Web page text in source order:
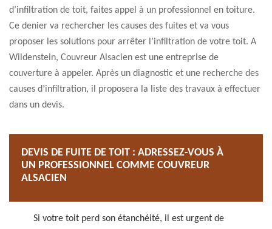
d’infiltration de toit, faites appel à un professionnel en toiture.
Ce denier va rechercher les causes des fuites et va vous
proposer les solutions pour arrêter l’infiltration de votre toit. A
Wildenstein, Couvreur Alsacien est une entreprise de
couverture à appeler. Après un diagnostic et une recherche des
causes d’infiltration, il proposera la liste des travaux à effectuer
dans un devis.
DEVIS DE FUITE DE TOIT : ADRESSEZ-VOUS À
UN PROFESSIONNEL COMME COUVREUR
ALSACIEN
Si votre toit perd son étanchéité, il est urgent de